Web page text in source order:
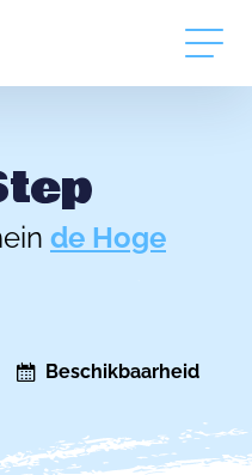
de Hoge
Beschikbaarheid